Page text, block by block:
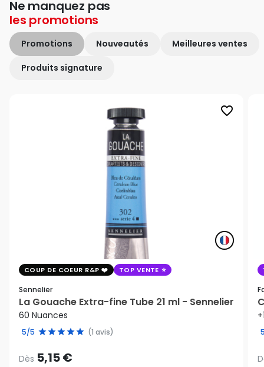
Ne manquez pas
les promotions
Promotions Nouveautés Meilleures ventes
Produits signature
favorite_border
COUP DE COEUR R&P TOP VENTE
Sennelier
La Gouache Extra-fine Tube 21 ml - Sennelier
60 Nuances
5/5 (1 avis)
Dès 5,15 €